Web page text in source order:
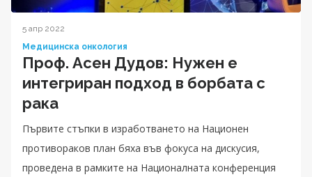
5 апр 2022
Медицинска онкология
Проф. Асен Дудов: Нужен е
интегриран подход в борбата с
рака
Първите стъпки в изработването на Национен
противораков план бяха във фокуса на дискусия,
проведена в рамките на Националната конференция